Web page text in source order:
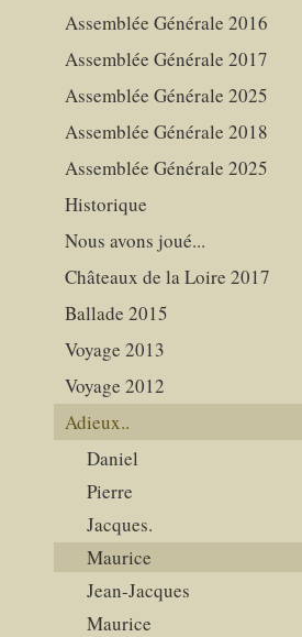
Assemblée Générale 2016
Assemblée Générale 2017
Assemblée Générale 2025
Assemblée Générale 2018
Assemblée Générale 2025
Historique
Nous avons joué...
Châteaux de la Loire 2017
Ballade 2015
Voyage 2013
Voyage 2012
Adieux..
Daniel
Pierre
Jacques.
Maurice
Jean-Jacques
Maurice